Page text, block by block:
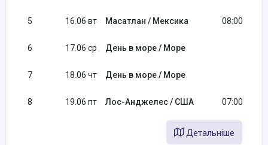
5 16.06 вт Масатлан / Мексика 08:00
6 17.06 ср День в море / Море
7 18.06 чт День в море / Море
8 19.06 пт Лос-Анджелес / США 07:00
Детальніше